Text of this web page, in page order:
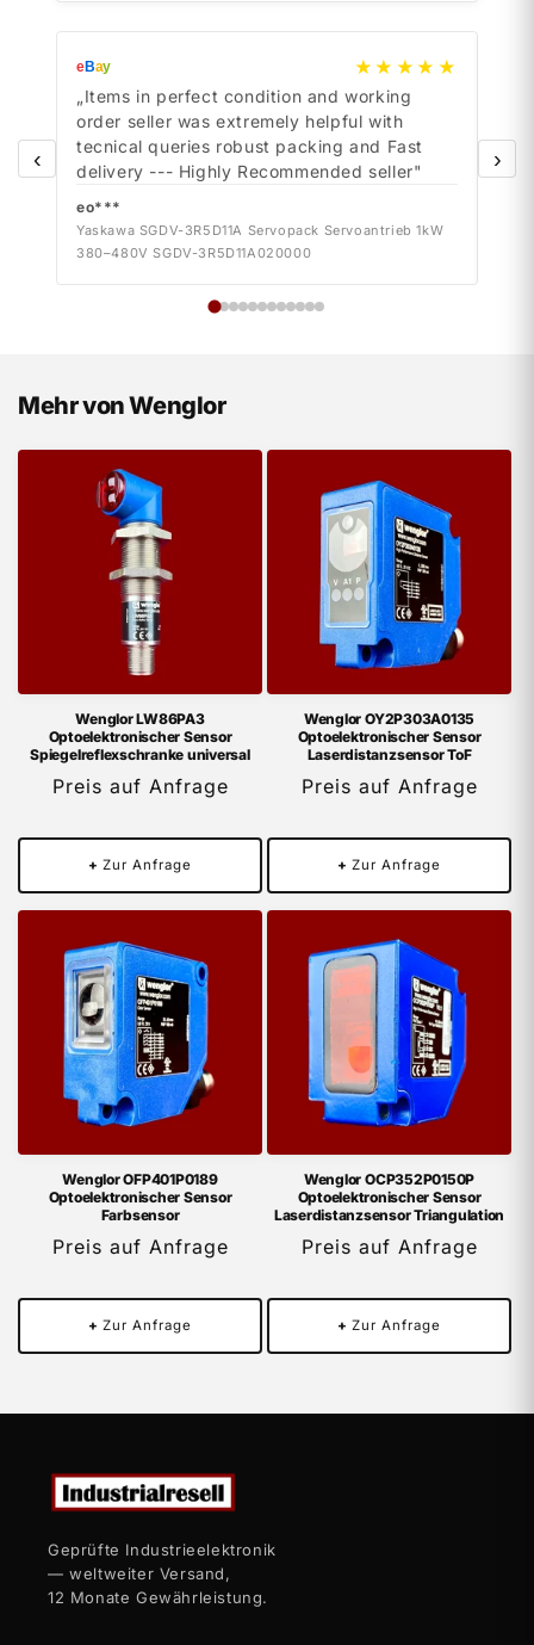
‹
eBay ★★★★★
„Items in perfect condition and working
order seller was extremely helpful with
tecnical queries robust packing and Fast
delivery --- Highly Recommended seller"
eo***
Yaskawa SGDV-3R5D11A Servopack Servoantrieb 1kW
380–480V SGDV-3R5D11A020000
›
Mehr von Wenglor
Wenglor LW86PA3
Optoelektronischer Sensor
Spiegelreflexschranke universal
Preis auf Anfrage
+ Zur Anfrage
Wenglor OY2P303A0135
Optoelektronischer Sensor
Laserdistanzsensor ToF
Preis auf Anfrage
+ Zur Anfrage
Wenglor OFP401P0189
Optoelektronischer Sensor
Farbsensor
Preis auf Anfrage
+ Zur Anfrage
Wenglor OCP352P0150P
Optoelektronischer Sensor
Laserdistanzsensor Triangulation
Preis auf Anfrage
+ Zur Anfrage
Geprüfte Industrieelektronik
— weltweiter Versand,
12 Monate Gewährleistung.